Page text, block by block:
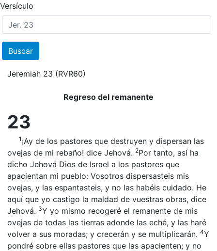
Versículo
Buscar
Jeremiah 23 (RVR60)
Regreso del remanente
23
1 ¡Ay de los pastores que destruyen y dispersan las
ovejas de mi rebaño! dice Jehová. 2Por tanto, así ha
dicho Jehová Dios de Israel a los pastores que
apacientan mi pueblo: Vosotros dispersasteis mis
ovejas, y las espantasteis, y no las habéis cuidado. He
aquí que yo castigo la maldad de vuestras obras, dice
Jehová. 3Y yo mismo recogeré el remanente de mis
ovejas de todas las tierras adonde las eché, y las haré
volver a sus moradas; y crecerán y se multiplicarán. 4Y
pondré sobre ellas pastores que las apacienten; y no